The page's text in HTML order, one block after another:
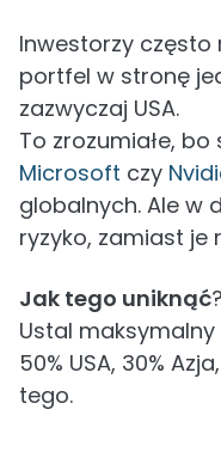
Inwestorzy często
portfel w stronę
zazwyczaj USA.
To zrozumiałe, bo
Microsoft czy
globalnych. Ale w
ryzyko, zamiast je
Jak tego uniknąć?
Ustal
50% USA, 30%
tego.